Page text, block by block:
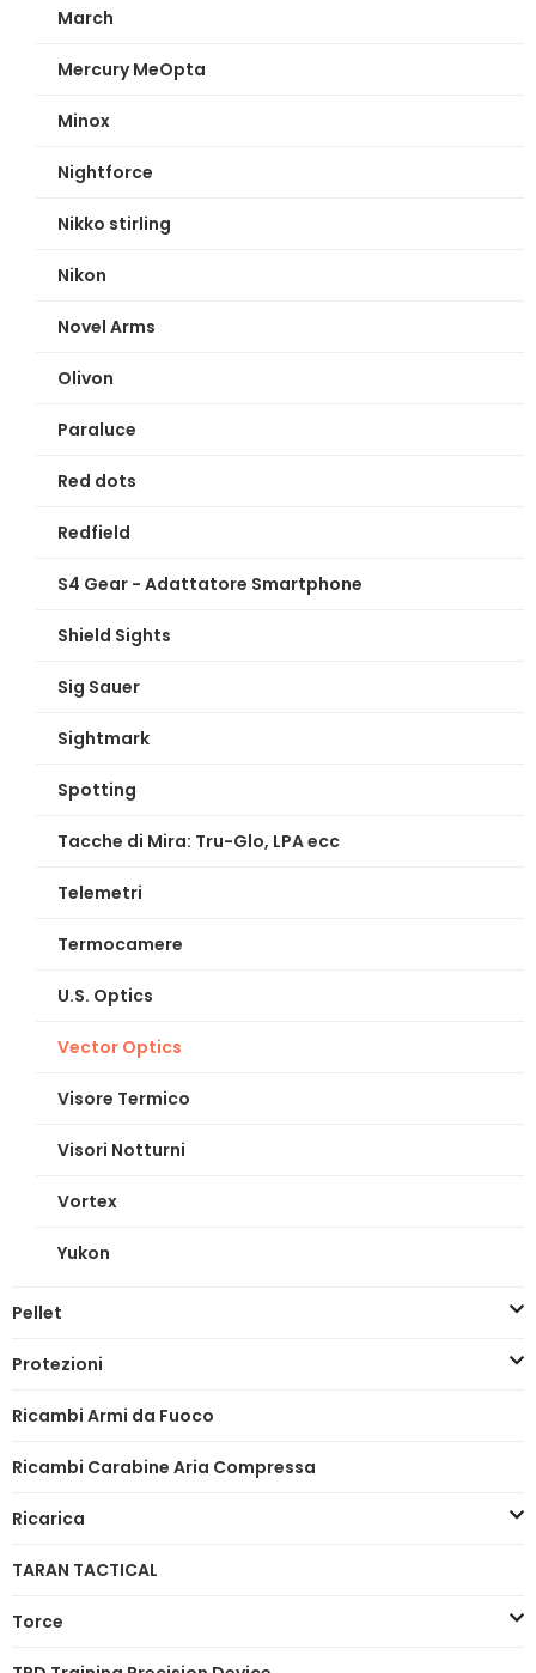
March
Mercury MeOpta
Minox
Nightforce
Nikko stirling
Nikon
Novel Arms
Olivon
Paraluce
Red dots
Redfield
S4 Gear - Adattatore Smartphone
Shield Sights
Sig Sauer
Sightmark
Spotting
Tacche di Mira: Tru-Glo, LPA ecc
Telemetri
Termocamere
U.S. Optics
Vector Optics
Visore Termico
Visori Notturni
Vortex
Yukon
Pellet
Protezioni
Ricambi Armi da Fuoco
Ricambi Carabine Aria Compressa
Ricarica
TARAN TACTICAL
Torce